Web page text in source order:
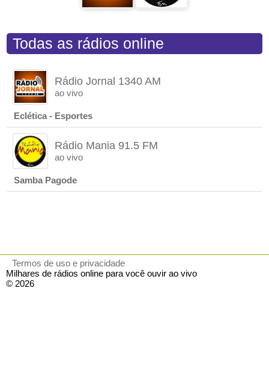
Todas as rádios online
Rádio Jornal 1340 AM
ao vivo
Eclética - Esportes
Rádio Mania 91.5 FM
ao vivo
Samba Pagode
Termos de uso e privacidade
Milhares de rádios online para você ouvir ao vivo
© 2026